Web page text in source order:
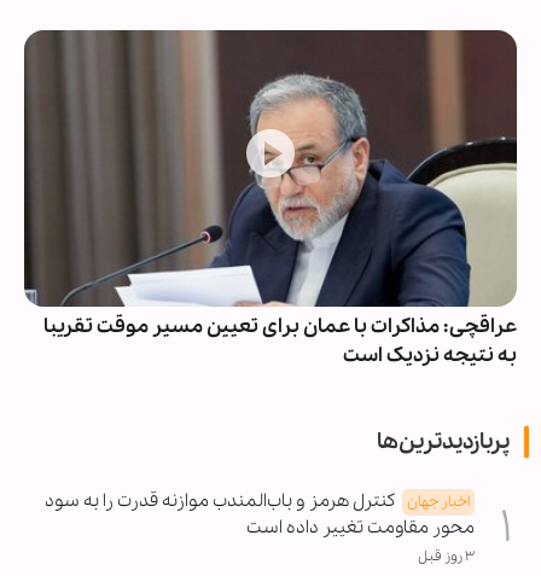
عراقچی: مذاکرات با عمان برای تعیین مسیر موقت تقریبا
به نتیجه نزدیک است
پربازدیدترین‌ها
اخبار جهان کنترل هرمز و باب‌المندب موازنه قدرت را به سود
محور مقاومت تغییر داده است
۳ روز قبل